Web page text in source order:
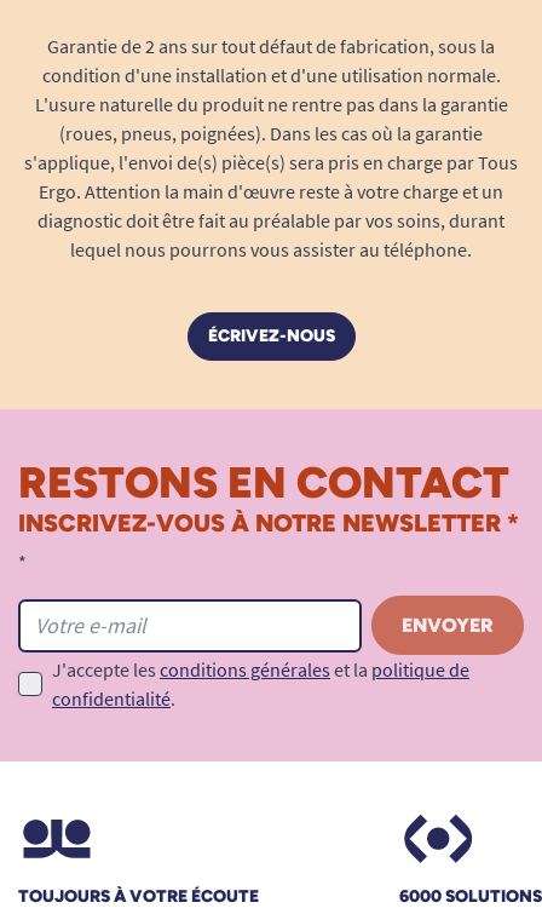
Garantie de 2 ans sur tout défaut de fabrication, sous la
condition d'une installation et d'une utilisation normale.
L'usure naturelle du produit ne rentre pas dans la garantie
(roues, pneus, poignées). Dans les cas où la garantie
s'applique, l'envoi de(s) pièce(s) sera pris en charge par Tous
Ergo. Attention la main d'œuvre reste à votre charge et un
diagnostic doit être fait au préalable par vos soins, durant
lequel nous pourrons vous assister au téléphone.
ÉCRIVEZ-NOUS
RESTONS EN CONTACT
INSCRIVEZ-VOUS À NOTRE NEWSLETTER *
*
J'accepte les conditions générales et la politique de
confidentialité.
TOUJOURS À VOTRE ÉCOUTE 6000